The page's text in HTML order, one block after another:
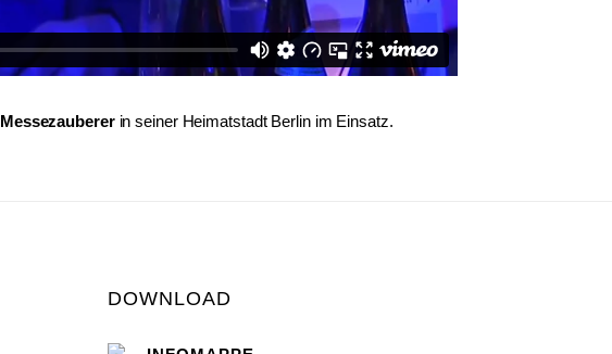
Messezauberer in seiner Heimatstadt Berlin im Einsatz.
DOWNLOAD